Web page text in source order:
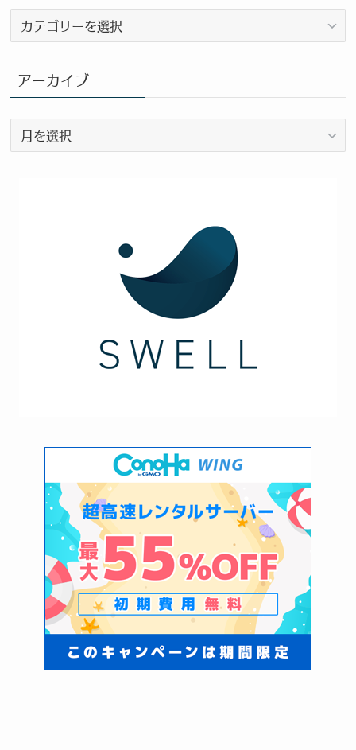
ロ
カ
テ
ゴ
リ
ー
アーカイブ
ー